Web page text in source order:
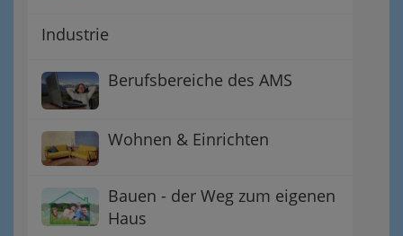
Industrie
Berufsbereiche des AMS
Wohnen & Einrichten
Bauen - der Weg zum eigenen
Haus